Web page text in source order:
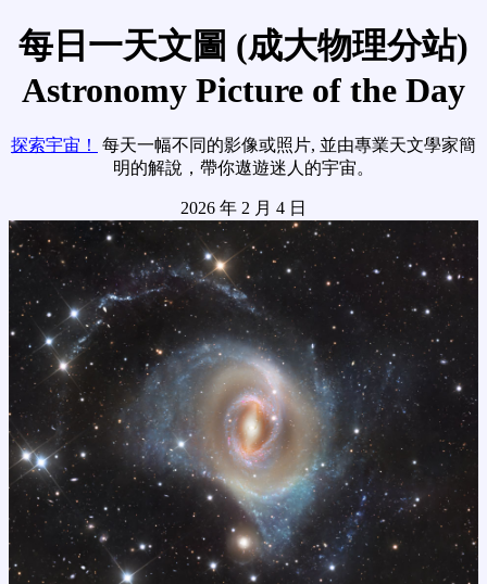
每日一天文圖 (成大物理分站)
Astronomy Picture of the Day
探索宇宙！
每天一幅不同的影像或照片, 並由專業天文學家簡
明的解說，帶你遨遊迷人的宇宙。
2026 年 2 月 4 日